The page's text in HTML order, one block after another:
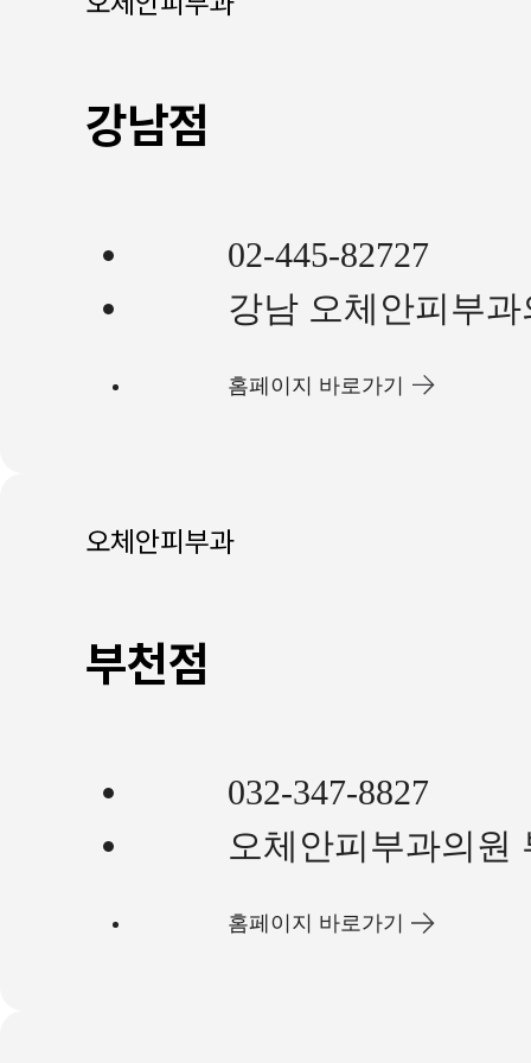
강남점
02-445-82727
강남 오체안피부과
홈페이지 바로가기
오체안피부과
부천점
032-347-8827
오체안피부과의원
홈페이지 바로가기